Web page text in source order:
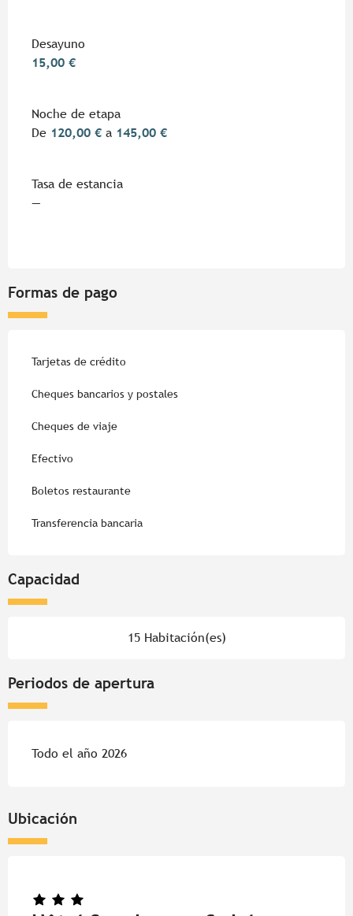
Desayuno
15,00 €
Noche de etapa
De 120,00 € a 145,00 €
Tasa de estancia
—
Formas de pago
Tarjetas de crédito
Cheques bancarios y postales
Cheques de viaje
Efectivo
Boletos restaurante
Transferencia bancaria
Capacidad
15 Habitación(es)
Periodos de apertura
Todo el año 2026
Ubicación